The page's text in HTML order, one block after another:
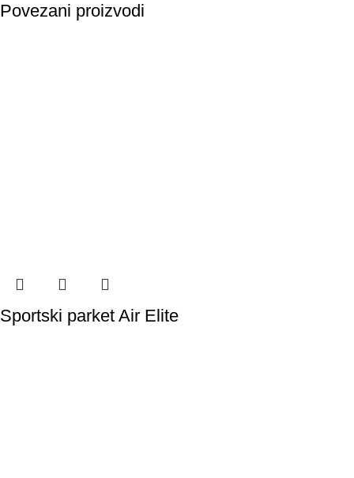
Povezani proizvodi
Sportski parket Air Elite